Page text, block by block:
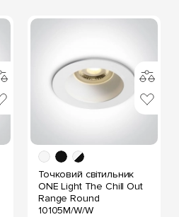
Точковий світильник
ONE Light The Chill Out
Range Round
10105M/W/W